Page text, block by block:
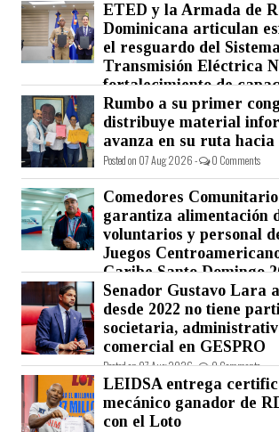
ETED y la Armada de
Dominicana articulan
el resguardo del
Transmisión Eléctrica
fortalecimiento de
Posted on 07 Aug 2026 - 0 Comments
Rumbo a su primer
distribuye material
avanza en su ruta
Posted on 07 Aug 2026 - 0 Comments
Comedores
garantiza alimentación
voluntarios y personal
Juegos
Caribe Santo Domingo
Posted on 07 Aug 2026 - 0 Comments
Senador Gustavo Lara
desde 2022 no tiene
societaria,
comercial en GESPRO
Posted on 07 Aug 2026 - 0 Comments
LEIDSA entrega
mecánico ganador de
con el Loto